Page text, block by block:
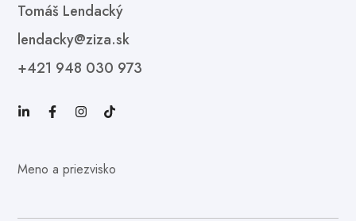
Tomáš Lendacký
lendacky@ziza.sk
+421 948 030 973
Meno a priezvisko